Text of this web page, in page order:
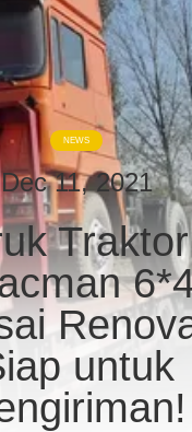
NEWS
Dec 11, 2021
Traktor
untuk